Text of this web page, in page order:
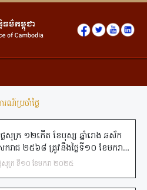
ណ៍ប្រចាំថ្ងៃ
ៃសុក្រ ១២កើត ខែបុស្ស ឆ្នាំរោង ឆស័ក
ករាជ ២៥៦៨ ត្រូវនឹងថ្ងៃទី១០ ខែមករា
០២៥, សាលាភូមិន្ទចៅក្រម និងព្រះរាជ
ញា បានរៀបចំការប្រឡងត្រួតពិនិត្យចំណេះ
ៃសុក្រ ទី១០ ខែមករា ២០២៥